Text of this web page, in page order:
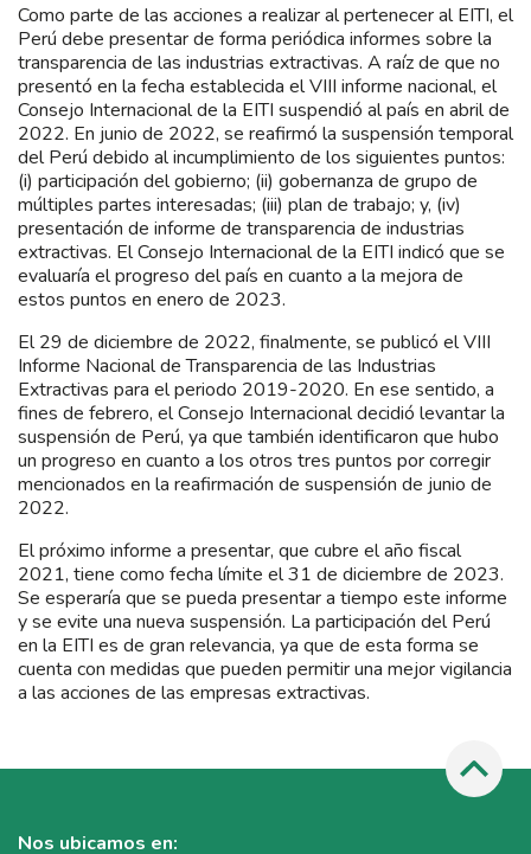
Como parte de las acciones a realizar al pertenecer al EITI, el
Perú debe presentar de forma periódica informes sobre la
transparencia de las industrias extractivas. A raíz de que no
presentó en la fecha establecida el VIII informe nacional, el
Consejo Internacional de la EITI suspendió al país en abril de
2022. En junio de 2022, se reafirmó la suspensión temporal
del Perú debido al incumplimiento de los siguientes puntos:
(i) participación del gobierno; (ii) gobernanza de grupo de
múltiples partes interesadas; (iii) plan de trabajo; y, (iv)
presentación de informe de transparencia de industrias
extractivas. El Consejo Internacional de la EITI indicó que se
evaluaría el progreso del país en cuanto a la mejora de
estos puntos en enero de 2023.
El 29 de diciembre de 2022, finalmente, se publicó el VIII
Informe Nacional de Transparencia de las Industrias
Extractivas para el periodo 2019-2020. En ese sentido, a
fines de febrero, el Consejo Internacional decidió levantar la
suspensión de Perú, ya que también identificaron que hubo
un progreso en cuanto a los otros tres puntos por corregir
mencionados en la reafirmación de suspensión de junio de
2022.
El próximo informe a presentar, que cubre el año fiscal
2021, tiene como fecha límite el 31 de diciembre de 2023.
Se esperaría que se pueda presentar a tiempo este informe
y se evite una nueva suspensión. La participación del Perú
en la EITI es de gran relevancia, ya que de esta forma se
cuenta con medidas que pueden permitir una mejor vigilancia
a las acciones de las empresas extractivas.
Nos ubicamos en: